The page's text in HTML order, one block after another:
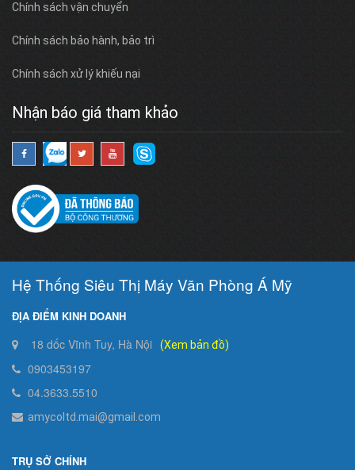
Chính sách vận chuyển
Chính sách bảo hành, bảo trì
Chính sách xử lý khiếu nại
Nhận báo giá tham khảo
Hệ Thống Siêu Thị Máy Văn Phòng Á Mỹ
ĐỊA ĐIỂM KINH DOANH
18 dốc Vĩnh Tuy, Hà Nội (Xem bản đồ)
0903453197
04.3633.5510
amycoltd.mai@gmail.com
TRỤ SỞ CHÍNH